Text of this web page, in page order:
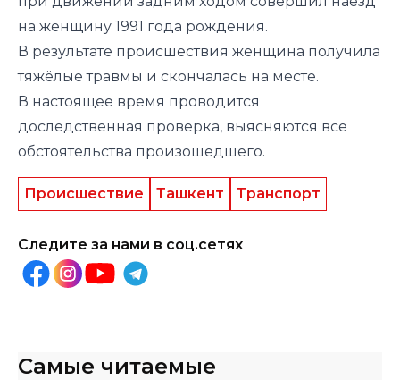
на женщину 1991 года рождения.
В результате происшествия женщина получила
тяжёлые травмы и скончалась на месте.
В настоящее время проводится
доследственная проверка, выясняются все
обстоятельства произошедшего.
Происшествие Ташкент Транспорт
Следите за нами в соц.сетях
Самые читаемые